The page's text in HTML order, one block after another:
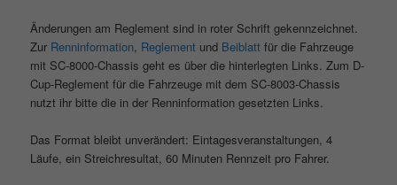
Änderungen am Reglement sind in roter Schrift gekennzeichnet.
Zur Renninformation, Reglement und Beiblattfür die Fahrzeuge
mit SC-8000-Chassis geht es über die hinterlegten Links. Zum D-
Cup-Reglement für die Fahrzeuge mit dem SC-8003-Chassis
nutzt ihr bitte die in der Renninformation gesetzten Links.
Das Format bleibt unverändert: Eintagesveranstaltungen, 4
Läufe, ein Streichresultat, 60 Minuten Rennzeit pro Fahrer.